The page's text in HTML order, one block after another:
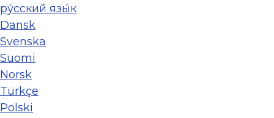
ру́сский язы́к
Dansk
Svenska
Suomi
Norsk
Türkçe
Polski